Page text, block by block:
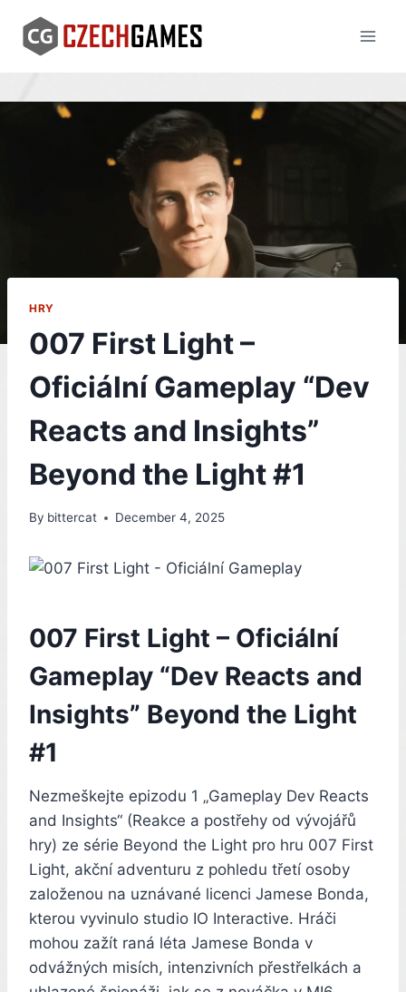
content
HRY
007 First Light –
Oficiální Gameplay “Dev
Reacts and Insights”
Beyond the Light #1
By bittercat December 4, 2025
007 First Light – Oficiální
Gameplay “Dev Reacts and
Insights” Beyond the Light
#1
Nezmeškejte epizodu 1 „Gameplay Dev Reacts
and Insights“ (Reakce a postřehy od vývojářů
hry) ze série Beyond the Light pro hru 007 First
Light, akční adventuru z pohledu třetí osoby
založenou na uznávané licenci Jamese Bonda,
kterou vyvinulo studio IO Interactive. Hráči
mohou zažít raná léta Jamese Bonda v
odvážných misích, intenzivních přestřelkách a